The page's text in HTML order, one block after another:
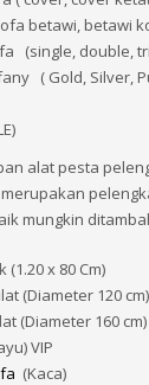
betawi, betawi
(single, double,
( Gold, Silver,
alat pesta
merupakan
mungkin
(1.20 x 80 Cm)
(Diameter 120
(Diameter 160
VIP
(Kaca)